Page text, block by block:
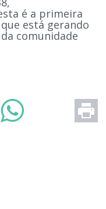
é a primeira
está gerando
comunidade